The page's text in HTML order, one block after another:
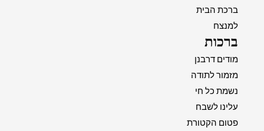
ברכת הבית
למנצח
ברכות
מודים דרבנן
מזמור לתודה
נשמת כל חי
עלינו לשבח
פטום הקטורת